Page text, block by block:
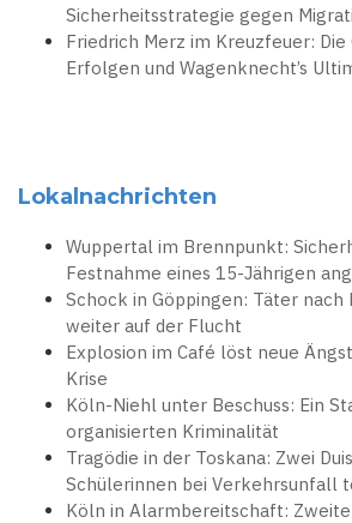
Sicherheitsstrategie gegen
Friedrich Merz im Kreuzfeuer: Die
Erfolgen und Wagenknecht’s
Lokalnachrichten
Wuppertal im Brennpunkt:
Festnahme eines 15-Jährigen
Schock in Göppingen: Täter nach
weiter auf der Flucht
Explosion im Café löst neue
Krise
Köln-Niehl unter Beschuss: Ein
organisierten Kriminalität
Tragödie in der Toskana: Zwei
Schülerinnen bei Verkehrsunfall
Köln in Alarmbereitschaft: